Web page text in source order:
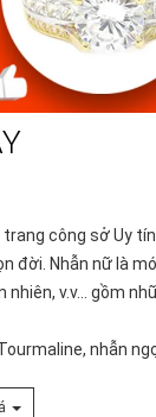
công sở Uy
đời. Nhẫn nữ là
nhiên, v.v... gồm
, nhẫn